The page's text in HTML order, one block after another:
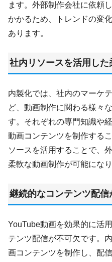
ます。外部制作会社に依頼
かかるため、トレンドの変
あります。
社内リソースを活用し
内製化では、社内のマーケ
ど、動画制作に関わる様々
す。それぞれの専門知識や
動画コンテンツを制作する
ソースを活用することで、
柔軟な動画制作が可能になり
継続的なコンテンツ配信
YouTube動画を効果的に活
テンツ配信が不可欠です。
画コンテンツを制作し、配